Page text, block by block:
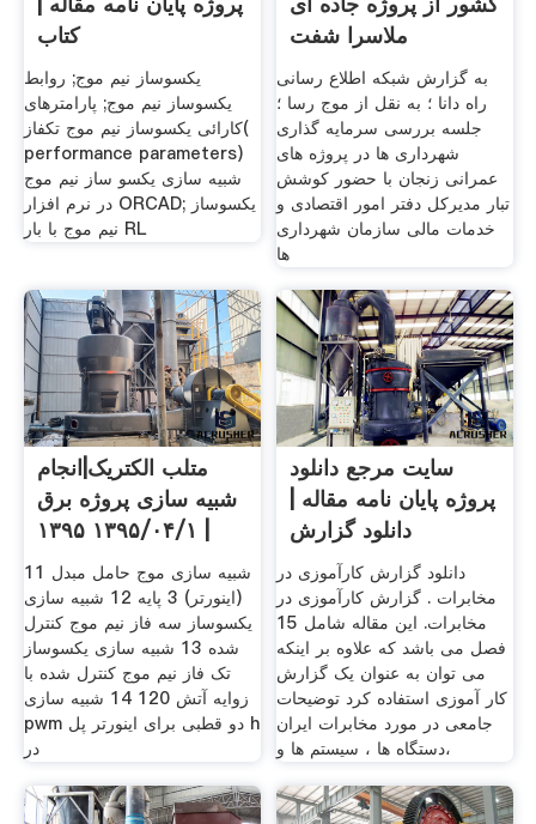
کتاب
یکسوساز نیم موج; روابط
یکسوساز نیم موج; پارامترهای
کارائی یکسوساز نیم موج تکفاز(
performance parameters)
شبیه سازی یکسو ساز نیم موج
در نرم افزار ORCAD; یکسوساز
نیم موج با بار RL
ملاسرا شفت
به گزارش شبکه اطلاع رسانی
راه دانا ؛ به نقل از موج رسا ؛
جلسه بررسی سرمایه گذاری
شهرداری ها در پروژه های
عمرانی زنجان با حضور کوشش
تبار مدیرکل دفتر امور اقتصادی و
خدمات مالی سازمان شهرداری
ها
متلب الکتریک|انجام
شبیه سازی پروژه برق
11 شبیه سازی موج حامل مبدل
(اینورتر) 3 پایه 12 شبیه سازی
یکسوساز سه فاز نیم موج کنترل
شده 13 شبیه سازی یکسوساز
تک فاز نیم موج کنترل شده با
زوایه آتش 120 14 شبیه سازی
pwm دو قطبی برای اینورتر پل h
در
سایت مرجع دانلود
پروژه پایان نامه مقاله |
دانلود گزارش
دانلود گزارش کارآموزی در
مخابرات . گزارش کارآموزی در
مخابرات. این مقاله شامل 15
فصل می باشد که علاوه بر اینکه
می توان به عنوان یک گزارش
کار آموزی استفاده کرد توضیحات
جامعی در مورد مخابرات ایران
،دستگاه ها ، سیستم ها و